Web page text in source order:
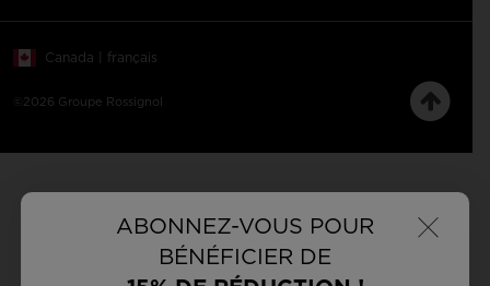
×
ABONNEZ-VOUS POUR
BÉNÉFICIER DE
©2026 Groupe Rossignol
Canada | français